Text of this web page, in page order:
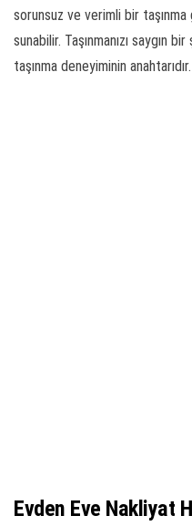
sorunsuz ve verimli bir
sunabilir. Taşınmanızı saygın
taşınma deneyiminin anahtarıdır.
Evden Eve Nakliyat